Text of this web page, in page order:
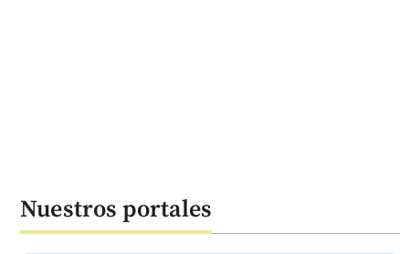
Nuestros portales